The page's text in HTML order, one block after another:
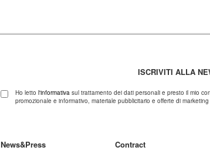
ISCRIVITI ALLA
Ho letto l'informativa sul trattamento dei dati personali e presto il mio
promozionale e informativo, materiale pubblicitario e offerte di
News&Press
Contract